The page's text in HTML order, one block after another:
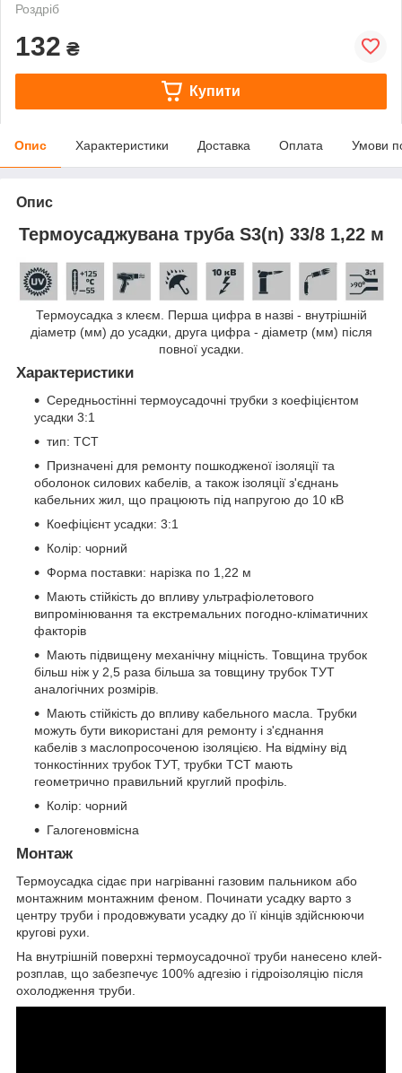
Роздріб
132 ₴
Купити
Опис Характеристики Доставка Оплата Умови
Опис
Термоусаджувана труба S3(n) 33/8 1,22 м
Термоусадка з клеєм. Перша цифра в назві - внутрішній
діаметр (мм) до усадки, друга цифра - діаметр (мм) після
повної усадки.
Характеристики
Середньостінні термоусадочні трубки з коефіцієнтом
усадки 3:1
тип: ТСТ
Призначені для ремонту пошкодженої ізоляції та
оболонок силових кабелів, а також ізоляції з'єднань
кабельних жил, що працюють під напругою до 10 кВ
Коефіцієнт усадки: 3:1
Колір: чорний
Форма поставки: нарізка по 1,22 м
Мають стійкість до впливу ультрафіолетового
випромінювання та екстремальних погодно-кліматичних
факторів
Мають підвищену механічну міцність. Товщина трубок
більш ніж у 2,5 раза більша за товщину трубок ТУТ
аналогічних розмірів.
Мають стійкість до впливу кабельного масла. Трубки
можуть бути використані для ремонту і з'єднання
кабелів з маслопросоченою ізоляцією. На відміну від
тонкостінних трубок ТУТ, трубки ТСТ мають
геометрично правильний круглий профіль.
Колір: чорний
Галогеновмісна
Монтаж
Термоусадка сідає при нагріванні газовим пальником або
монтажним монтажним феном. Починати усадку варто з
центру труби і продовжувати усадку до її кінців здійснюючи
кругові рухи.
На внутрішній поверхні термоусадочної труби нанесено клей-
розплав, що забезпечує 100% адгезію і гідроізоляцію після
охолодження труби.